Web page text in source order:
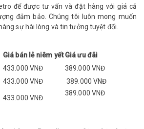
để được tư vấn và đặt hàng với giá cả
đảm bảo. Chúng tôi luôn mong muốn
sự hài lòng và tin tưởng tuyệt đối.
Giá bán lẻ niêm yết Giá ưu đãi
433.000 VNĐ
389.000 VNĐ
433.000 VNĐ 389.000 VNĐ
433.000 VNĐ
389.000 VNĐ